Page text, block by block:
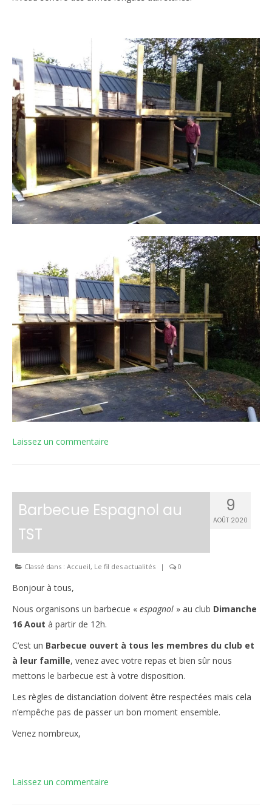
Laissez un commentaire
9
AOÛT 2020
Barbecue Espagnol au
TST
Classé dans : Accueil, Le fil des actualités | 0
Bonjour à tous,
Nous organisons un barbecue « espagnol » au club Dimanche
16 Aout à partir de 12h.
C’est un Barbecue ouvert à tous les membres du club et
à leur famille, venez avec votre repas et bien sûr nous
mettons le barbecue est à votre disposition.
Les règles de distanciation doivent être respectées mais cela
n’empêche pas de passer un bon moment ensemble.
Venez nombreux,
Laissez un commentaire